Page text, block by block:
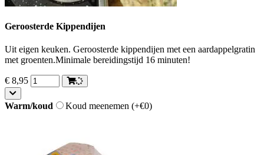
Geroosterde Kippendijen
Uit eigen keuken. Geroosterde kippendijen met een aardappelgratin
met groenten.Minimale bereidingstijd 16 minuten!
€ 8,95
Warm/koud Koud meenemen (+€0)